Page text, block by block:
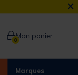
×
0Mon panier
Marques